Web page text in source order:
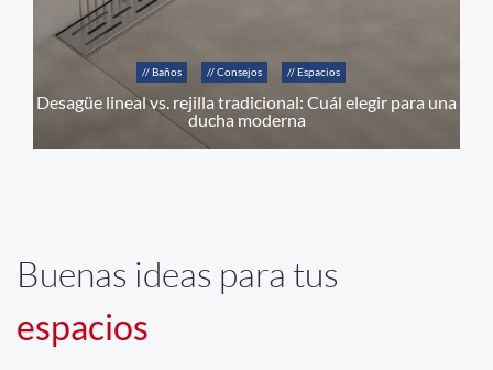
// Baños // Consejos // Espacios
Desagüe lineal vs. rejilla tradicional: Cuál elegir para una
ducha moderna
Buenas ideas para tus
espacios